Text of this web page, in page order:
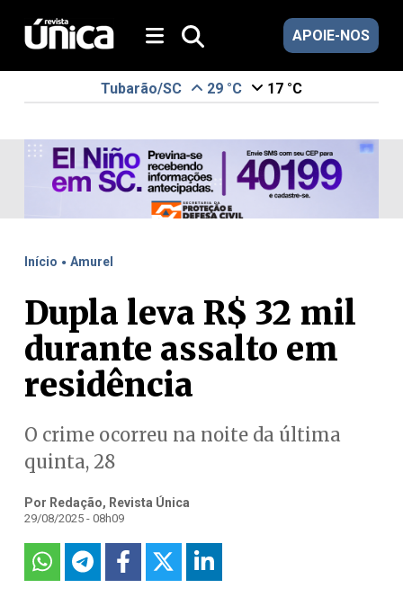
APOIE-NOS
Tubarão/SC 29 °C 17 °C
Início . Amurel
Dupla leva R$ 32 mil
durante assalto em
residência
O crime ocorreu na noite da última
quinta, 28
Por Redação, Revista Única
29/08/2025 - 08h09